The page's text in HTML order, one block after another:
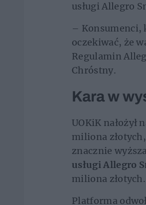
usługi Allegro
– Konsumenci,
oczekiwać, że
Regulamin
Chróstny.
Kara w
UOKiK nałożył
miliona
znacznie
usługi Allegro
miliona złotych.
Platforma